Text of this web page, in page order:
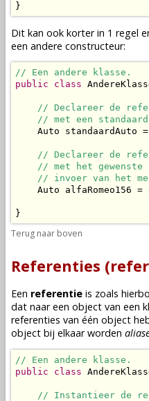
}
Dit kan ook korter in 1 regel
een andere constructeur:
// Een andere klasse.
public
class
// Declareer de
// met een
    Auto standaardAuto =
// Declareer de
// met het gewenste
// invoer van het
    Auto alfaRomeo156 =
}
Terug naar boven
Referenties
Een referentie is zoals
dat naar een object van een
referenties van één object
object bij elkaar worden
// Een andere klasse.
public
class
// Instantieer de